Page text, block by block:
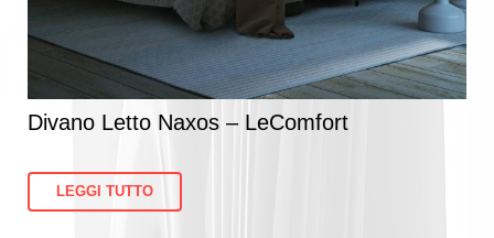
Divano Letto Naxos – LeComfort
LEGGI TUTTO